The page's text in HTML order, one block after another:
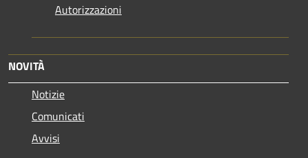
Autorizzazioni
NOVITÀ
Notizie
Comunicati
Avvisi